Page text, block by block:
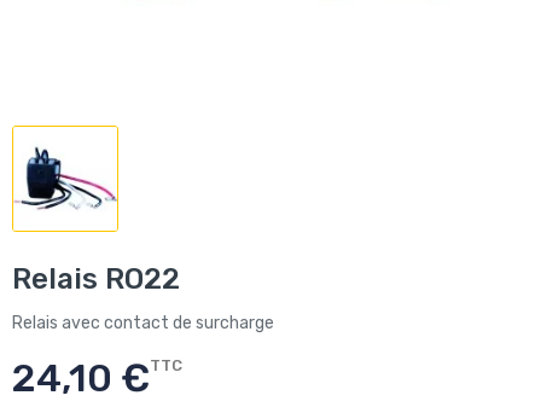
Relais RO22
Relais avec contact de surcharge
24,10 €TTC